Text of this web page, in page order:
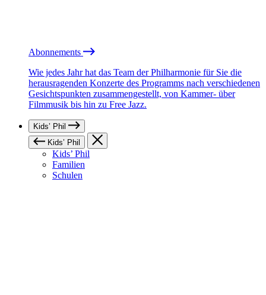
Abonnements
Wie jedes Jahr hat das Team der Philharmonie für Sie die
herausragenden Konzerte des Programms nach verschiedenen
Gesichtspunkten zusammengestellt, von Kammer- über
Filmmusik bis hin zu Free Jazz.
Kids’ Phil
Kids’ Phil
Kids’ Phil
Familien
Schulen